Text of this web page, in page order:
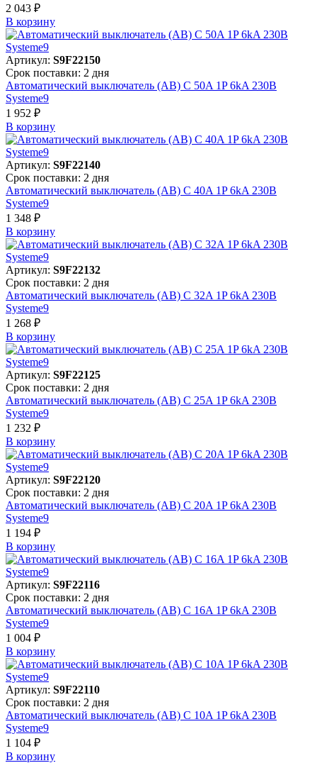
2 043 ₽
В корзинy
Артикул: S9F22150
Срок поставки: 2 дня
Автоматический выключатель (АВ) C 50A 1P 6kA 230В
Systeme9
1 952 ₽
В корзинy
Артикул: S9F22140
Срок поставки: 2 дня
Автоматический выключатель (АВ) C 40A 1P 6kA 230В
Systeme9
1 348 ₽
В корзинy
Артикул: S9F22132
Срок поставки: 2 дня
Автоматический выключатель (АВ) C 32A 1P 6kA 230В
Systeme9
1 268 ₽
В корзинy
Артикул: S9F22125
Срок поставки: 2 дня
Автоматический выключатель (АВ) C 25A 1P 6kA 230В
Systeme9
1 232 ₽
В корзинy
Артикул: S9F22120
Срок поставки: 2 дня
Автоматический выключатель (АВ) C 20A 1P 6kA 230В
Systeme9
1 194 ₽
В корзинy
Артикул: S9F22116
Срок поставки: 2 дня
Автоматический выключатель (АВ) C 16A 1P 6kA 230В
Systeme9
1 004 ₽
В корзинy
Артикул: S9F22110
Срок поставки: 2 дня
Автоматический выключатель (АВ) C 10A 1P 6kA 230В
Systeme9
1 104 ₽
В корзинy